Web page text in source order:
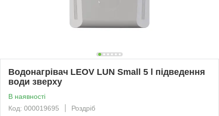
Водонагрівач LEOV LUN Small 5 l підведення
води зверху
В наявності
Код: 000019695
Роздріб